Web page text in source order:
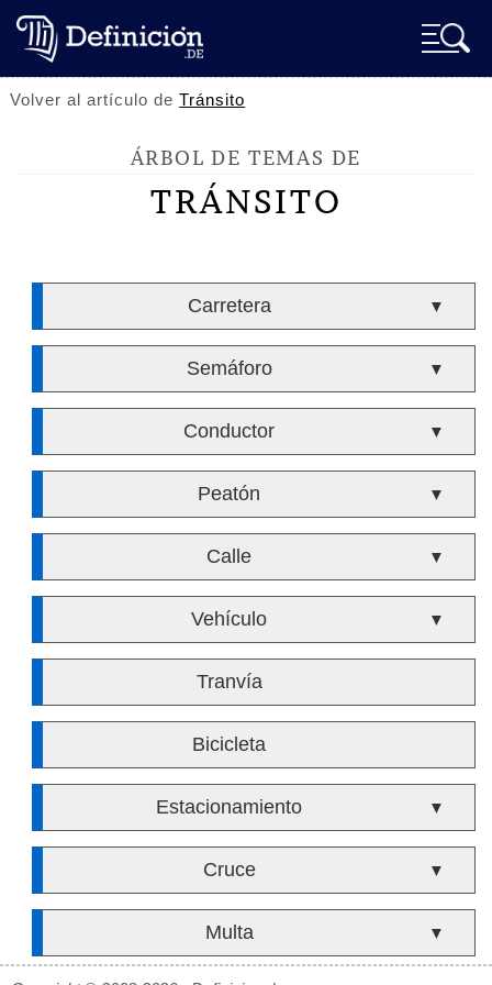
Volver al artículo deTránsito
ÁRBOL DE TEMAS DE
TRÁNSITO
Carretera ▼
Semáforo ▼
Conductor ▼
Peatón ▼
Calle ▼
Vehículo ▼
Tranvía
Bicicleta
Estacionamiento ▼
Cruce ▼
Multa ▼